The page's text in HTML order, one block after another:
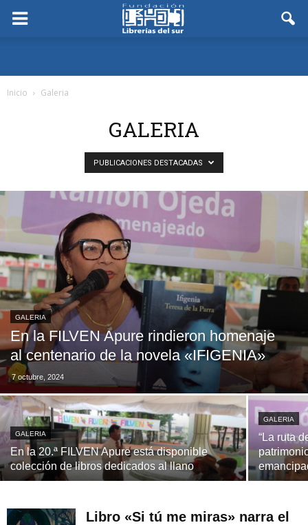
Inicio Galeria
GALERIA
PUBLICACIONES DESTACADAS
GALERIA
En la FILVEN Apure rindieron homenaje
al centenario de la novela «IFIGENIA»
7 octubre, 2024
GALERIA
En la 20.ª FILVEN Apure está disponible
colección de libros dedicados al llano
GALERIA
“La ruta
Libro «Si tú me miras» narra el